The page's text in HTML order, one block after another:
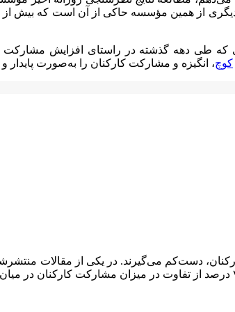
که طی دهه گذشته در راستای افزایش
کوچ، انگیزه و مشارکت کارکنان را به‌صورت پایدار و
دست‌کم می‌گیرند. در یکی از مقالات